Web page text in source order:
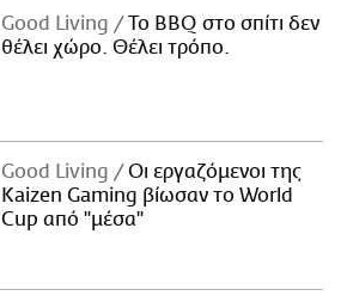
Good Living
Το BBQ στο σπίτι δεν
θέλει χώρο. Θέλει τρόπο.
Good Living
Οι εργαζόμενοι της
Kaizen Gaming βίωσαν το World
Cup από "μέσα"